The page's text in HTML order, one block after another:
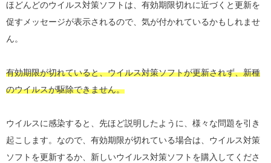
ほどんどのウイルス対策ソフトは、有効期限切れに近づくと更新を
促すメッセージが表示されるので、気が付かれているかもしれませ
ん。
有効期限が切れていると、ウイルス対策ソフトが更新されず、新種
のウイルスが駆除できません。
ウイルスに感染すると、先ほど説明したように、様々な問題を引き
起こします。なので、有効期限が切れている場合は、ウイルス対策
ソフトを更新するか、新しいウイルス対策ソフトを購入してくださ